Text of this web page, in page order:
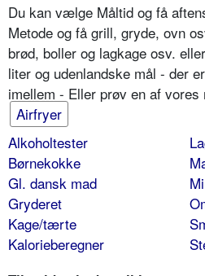
Du kan vælge Måltid og få
Metode og få grill, gryde, ovn
brød, boller og lagkage osv.
liter og udenlandske mål - der
imellem - Eller prøv en af
Airfryer
Alkoholtester
Børnekokke
Gl. dansk mad
Gryderet
Kage/tærte
Kalorieberegner